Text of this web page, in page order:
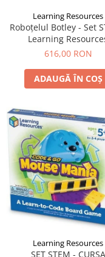
Learning Resources
Roboțelul Botley - Set
Learning
616,00 RON
ADAUGĂ ÎN COȘ
Learning Resources
SET STEM - CURSA